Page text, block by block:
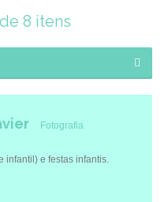
8 itens
Fotografia
infantil) e festas infantis.